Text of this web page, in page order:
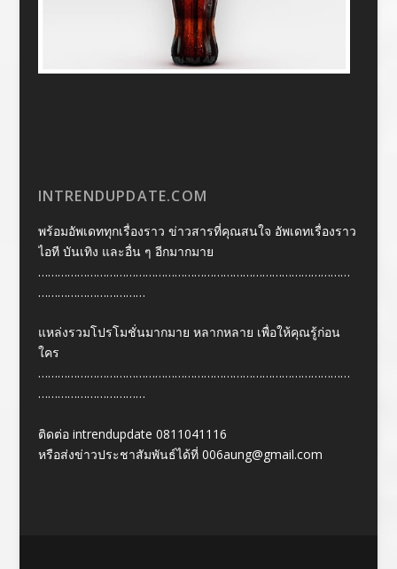
INTRENDUPDATE.COM
พร้อมอัพเดททุกเรื่องราว ข่าวสารที่คุณสนใจ อัพเดทเรื่องราว
ไอที บันเทิง และอื่น ๆ อีกมากมาย
……………………………………………………………………………………
……………………………
แหล่งรวมโปรโมชั่นมากมาย หลากหลาย เพื่อให้คุณรู้ก่อน
ใคร
……………………………………………………………………………………
……………………………
ติดต่อ intrendupdate 0811041116
หรือส่งข่าวประชาสัมพันธ์ได้ที่ 006aung@gmail.com